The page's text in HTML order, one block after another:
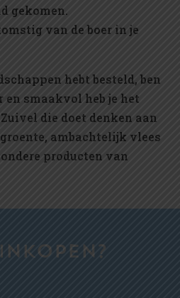
gekomen.
van de boer in je
hebt besteld, ben
smaakvol heb je het
die doet denken aan
ambachtelijk vlees
producten van